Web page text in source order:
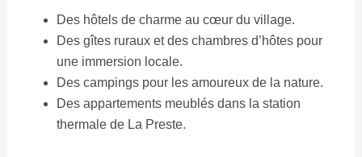
Des hôtels de charme au cœur du village.
Des gîtes ruraux et des chambres d’hôtes pour
une immersion locale.
Des campings pour les amoureux de la nature.
Des appartements meublés dans la station
thermale de La Preste.